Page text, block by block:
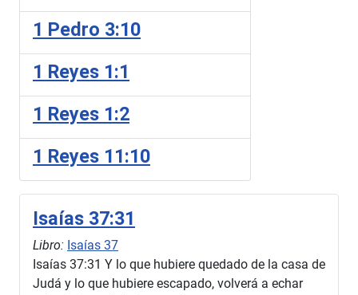
1 Pedro 3:10
1 Reyes 1:1
1 Reyes 1:2
1 Reyes 11:10
Isaías 37:31
Libro: Isaías 37
Isaías 37:31 Y lo que hubiere quedado de la casa de
Judá y lo que hubiere escapado, volverá a echar